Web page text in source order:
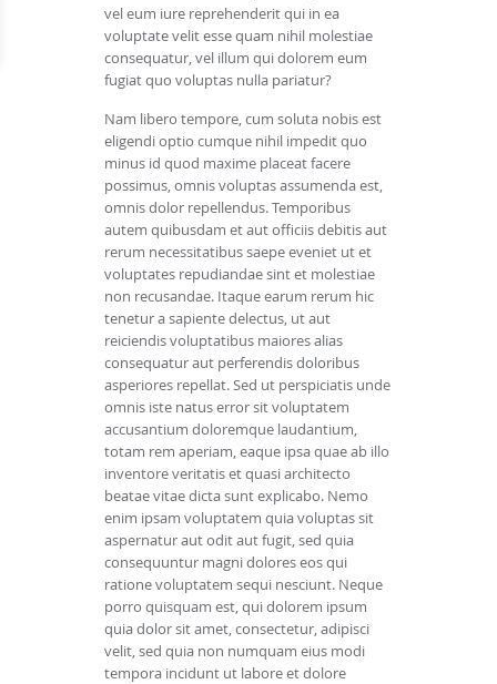
vel eum iure reprehenderit qui in ea
voluptate velit esse quam nihil molestiae
consequatur, vel illum qui dolorem eum
fugiat quo voluptas nulla pariatur?
Nam libero tempore, cum soluta nobis est
eligendi optio cumque nihil impedit quo
minus id quod maxime placeat facere
possimus, omnis voluptas assumenda est,
omnis dolor repellendus. Temporibus
autem quibusdam et aut officiis debitis aut
rerum necessitatibus saepe eveniet ut et
voluptates repudiandae sint et molestiae
non recusandae. Itaque earum rerum hic
tenetur a sapiente delectus, ut aut
reiciendis voluptatibus maiores alias
consequatur aut perferendis doloribus
asperiores repellat. Sed ut perspiciatis unde
omnis iste natus error sit voluptatem
accusantium doloremque laudantium,
totam rem aperiam, eaque ipsa quae ab illo
inventore veritatis et quasi architecto
beatae vitae dicta sunt explicabo. Nemo
enim ipsam voluptatem quia voluptas sit
aspernatur aut odit aut fugit, sed quia
consequuntur magni dolores eos qui
ratione voluptatem sequi nesciunt. Neque
porro quisquam est, qui dolorem ipsum
quia dolor sit amet, consectetur, adipisci
velit, sed quia non numquam eius modi
tempora incidunt ut labore et dolore